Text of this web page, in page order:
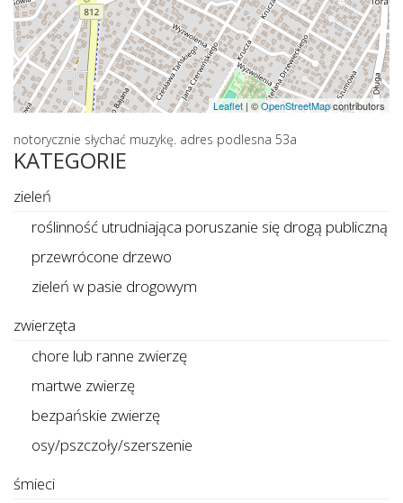
Leaflet | ©OpenStreetMapcontributors
notorycznie słychać muzykę. adres podlesna 53a
KATEGORIE
zieleń
roślinność utrudniająca poruszanie się drogą publiczną
przewrócone drzewo
zieleń w pasie drogowym
zwierzęta
chore lub ranne zwierzę
martwe zwierzę
bezpańskie zwierzę
osy/pszczoły/szerszenie
śmieci